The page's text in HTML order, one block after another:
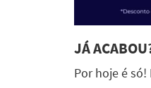
JÁ
Por hoje é